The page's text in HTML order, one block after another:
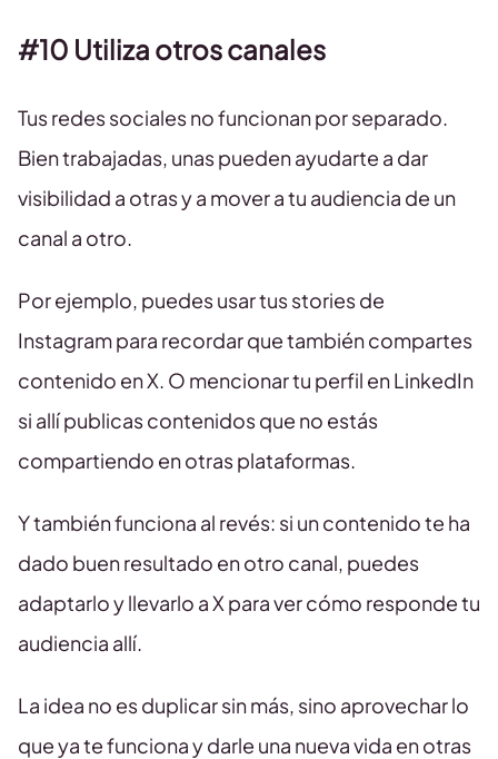
#10 Utiliza otros canales
Tus redes sociales no funcionan por separado.
Bien trabajadas, unas pueden ayudarte a dar
visibilidad a otras y a mover a tu audiencia de un
canal a otro.
Por ejemplo, puedes usar tus stories de
Instagram para recordar que también compartes
contenido en X. O mencionar tu perfil en LinkedIn
si allí publicas contenidos que no estás
compartiendo en otras plataformas.
Y también funciona al revés: si un contenido te ha
dado buen resultado en otro canal, puedes
adaptarlo y llevarlo a X para ver cómo responde tu
audiencia allí.
La idea no es duplicar sin más, sino aprovechar lo
que ya te funciona y darle una nueva vida en otras